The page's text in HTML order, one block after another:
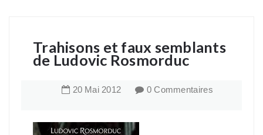
Trahisons et faux semblants
de Ludovic Rosmorduc
20 Mai 2012 0 Commentaires